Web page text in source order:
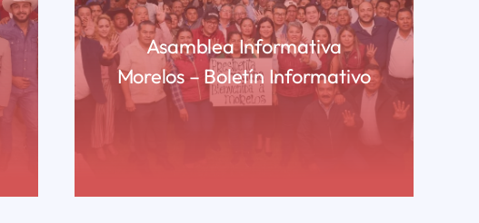
Asamblea Informativa
Morelos – Boletín Informativo
READ MORE